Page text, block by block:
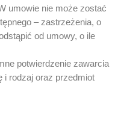
umowie nie może zostać
– zastrzeżenia, o
od umowy, o ile
potwierdzenie zawarcia
i rodzaj oraz przedmiot